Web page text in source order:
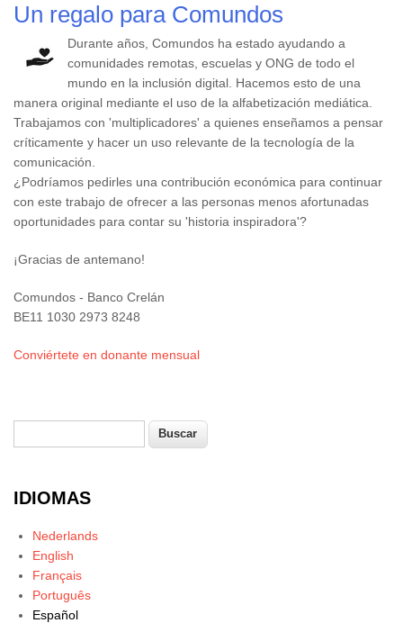
Un regalo para Comundos
Durante años, Comundos ha estado ayudando a
comunidades remotas, escuelas y ONG de todo el
mundo en la inclusión digital. Hacemos esto de una
manera original mediante el uso de la alfabetización mediática.
Trabajamos con 'multiplicadores' a quienes enseñamos a pensar
críticamente y hacer un uso relevante de la tecnología de la
comunicación.
¿Podríamos pedirles una contribución económica para continuar
con este trabajo de ofrecer a las personas menos afortunadas
oportunidades para contar su 'historia inspiradora'?
¡Gracias de antemano!
Comundos - Banco Crelán
BE11 1030 2973 8248
Conviértete en donante mensual
Formulario de búsqueda
IDIOMAS
Nederlands
English
Français
Português
Español